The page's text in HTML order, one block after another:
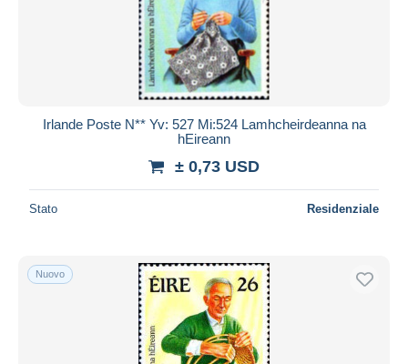
Aggiorna
Irlande Poste N** Yv: 527 Mi:524 Lamhcheirdeanna na
hEireann
± 0,73 USD
Stato Residenziale
Nuovo